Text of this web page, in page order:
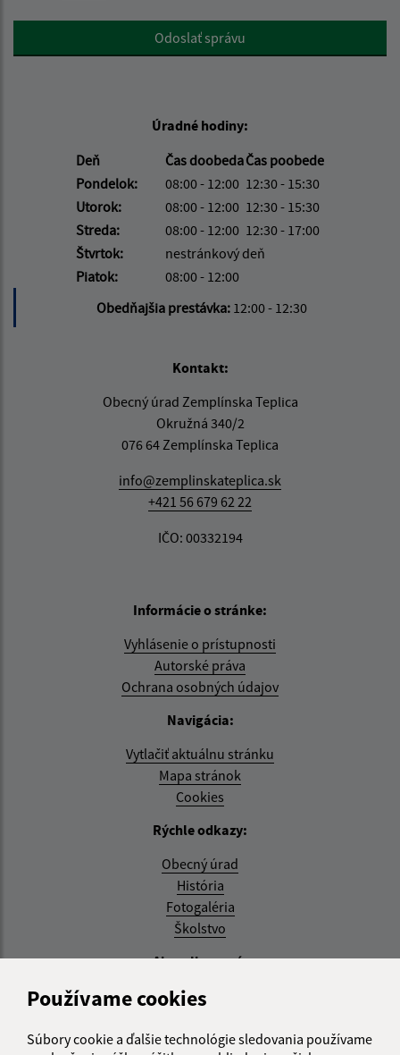
Používame cookies
Súbory cookie a ďalšie technológie sledovania používame
Google reCaptcha ResponseOdoslať správu
Úradné hodiny:
Deň
Čas doobedaČas poobede
Pondelok:
08:00 - 12:00 12:30 - 15:30
Utorok:
08:00 - 12:00 12:30 - 15:30
Streda:
08:00 - 12:00 12:30 - 17:00
Štvrtok:
nestránkový deň
Piatok:
08:00 - 12:00
Obedňajšia prestávka: 12:00 - 12:30
Kontakt:
Obecný úrad Zemplínska Teplica
Okružná 340/2
076 64 Zemplínska Teplica
info@zemplinskateplica.sk
+421 56 679 62 22
IČO: 00332194
Informácie o stránke:
Vyhlásenie o prístupnosti
Autorské práva
Ochrana osobných údajov
Navigácia:
Vytlačiť aktuálnu stránku
Mapa stránok
Cookies
Rýchle odkazy:
Obecný úrad
História
Fotogaléria
Školstvo
Aktualizované:
04.08.2026 11:27 hod.
RSS